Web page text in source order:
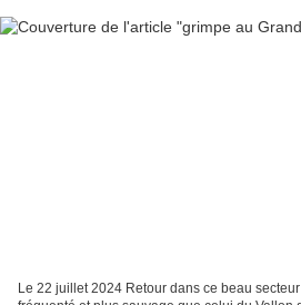
Le 22 juillet 2024 Retour dans ce beau